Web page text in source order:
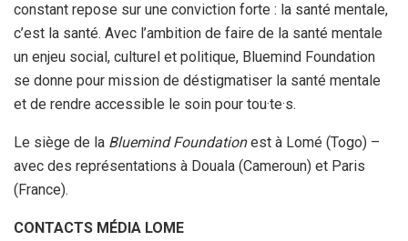
constant repose sur une conviction forte : la santé mentale,
c’est la santé. Avec l’ambition de faire de la santé mentale
un enjeu social, culturel et politique, Bluemind Foundation
se donne pour mission de déstigmatiser la santé mentale
et de rendre accessible le soin pour tou·te·s.
Le siège de la Bluemind Foundationest à Lomé (Togo) –
avec des représentations à Douala (Cameroun) et Paris
(France).
CONTACTS MÉDIA LOME